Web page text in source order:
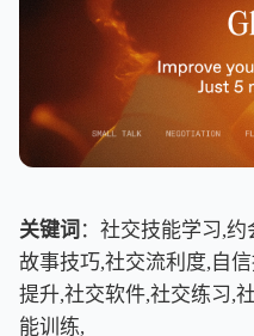
关键词 ：社交技能学习,
故事技巧,社交流利度,自
提升,社交软件,社交练习,
能训练,